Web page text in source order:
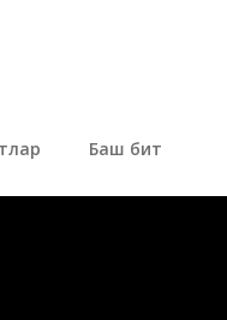
Баш бит